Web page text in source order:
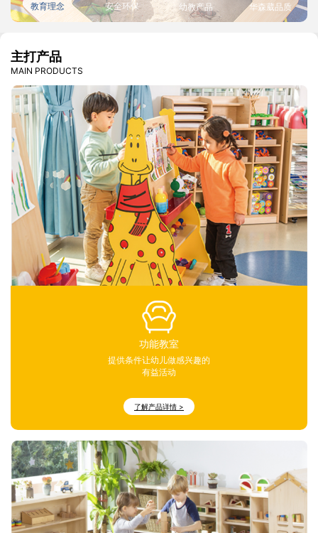
教育理念 安全环保 幼教产品 华森葳品质
主打产品
MAIN PRODUCTS
功能教室
提供条件让幼儿做感兴趣的
有益活动
了解产品详情 >